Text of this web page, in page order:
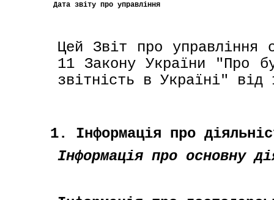
Дата звіту про управління
Цей Звіт про управління
11 Закону України "Про
звітність в Україні"
1. Інформація про
Інформація про основну